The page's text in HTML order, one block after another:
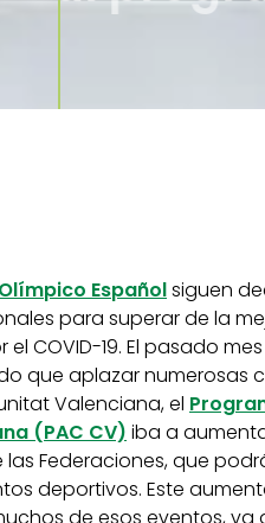
Españolsiguen
para superar de la
COVID-19. El pasado
que aplazar numerosas
Valenciana, el
(PAC CV) iba a
Federaciones, que
deportivos. Este